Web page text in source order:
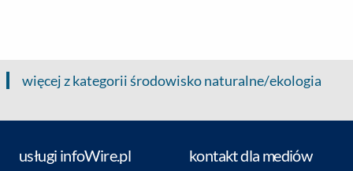
więcej z kategorii środowisko naturalne/ekologia
usługi infoWire.pl kontakt dla mediów